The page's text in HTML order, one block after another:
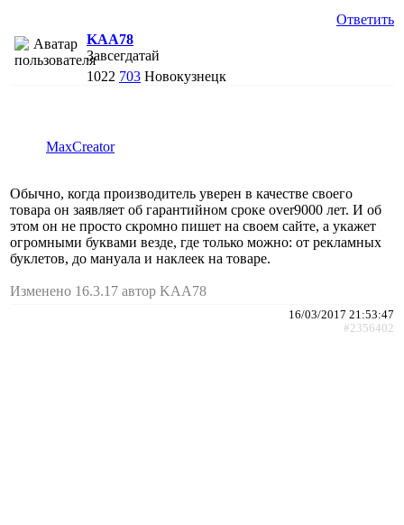
Ответить
KAA78
Завсегдатай
1022 703 Новокузнецк
MaxCreator
Обычно, когда производитель уверен в качестве своего
товара он заявляет об гарантийном сроке over9000 лет. И об
этом он не просто скромно пишет на своем сайте, а укажет
огромными буквами везде, где только можно: от рекламных
буклетов, до мануала и наклеек на товаре.
Изменено 16.3.17 автор KAA78
16/03/2017 21:53:47
#2356402